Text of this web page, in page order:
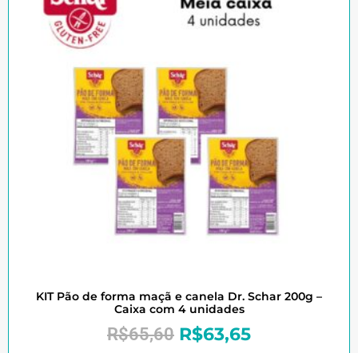
KIT Pão de forma maçã e canela Dr. Schar 200g –
Caixa com 4 unidades
R$65,60 R$63,65